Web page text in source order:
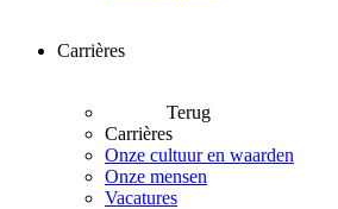
Carrières
Terug
Carrières
Onze cultuur en waarden
Onze mensen
Vacatures